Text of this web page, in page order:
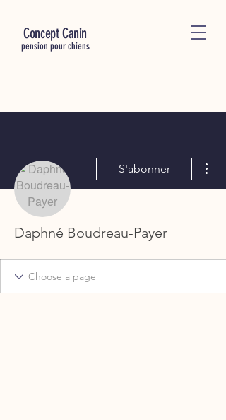
Concept Canin
pension pour chiens
S'abonner
Daphné Boudreau-Payer